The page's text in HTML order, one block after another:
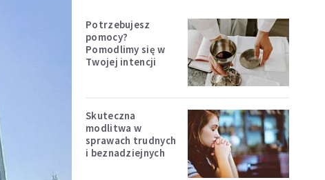
Potrzebujesz
pomocy?
Pomodlimy się w
Twojej intencji
Skuteczna
modlitwa w
sprawach trudnych
i beznadziejnych